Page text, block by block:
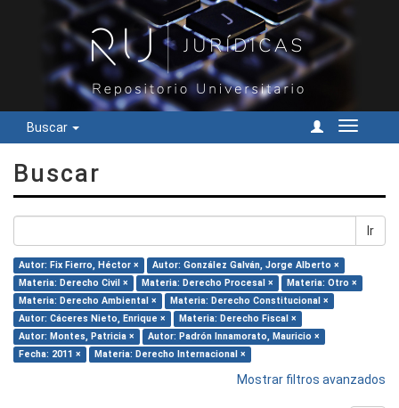
Buscar
Cambiar
Buscar
Ir
Autor: Fix Fierro, Héctor ×
Autor: González Galván, Jorge Alberto ×
Materia: Derecho Civil ×
Materia: Derecho Procesal ×
Materia: Otro ×
Materia: Derecho Ambiental ×
Materia: Derecho Constitucional ×
Autor: Cáceres Nieto, Enrique ×
Materia: Derecho Fiscal ×
Autor: Montes, Patricia ×
Autor: Padrón Innamorato, Mauricio ×
Fecha: 2011 ×
Materia: Derecho Internacional ×
Mostrar filtros avanzados